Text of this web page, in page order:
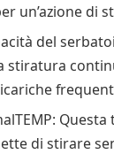
un’azione di
del
stiratura
Questa
di stirare